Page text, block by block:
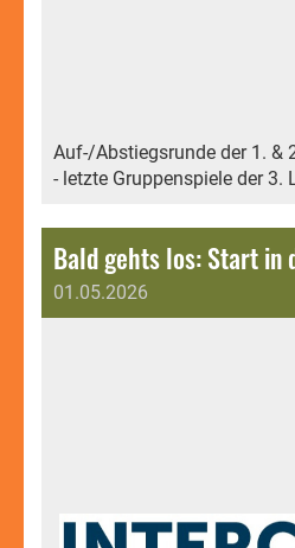
Auf-/Abstiegsrunde der 1. &
- letzte Gruppenspiele der 3.
01.05.2026